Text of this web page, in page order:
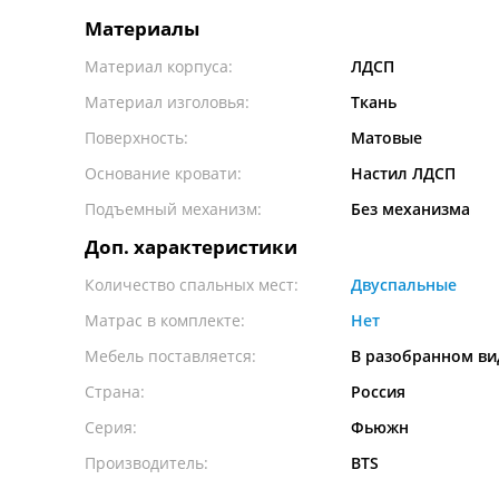
Материалы
Материал корпуса:
ЛДСП
Материал изголовья:
Ткань
Поверхность:
Матовые
Основание кровати:
Настил ЛДСП
Подъемный механизм:
Без механизма
Доп. характеристики
Количество спальных мест:
Двуспальные
Матрас в комплекте:
Нет
Мебель поставляется:
В разобранном
Страна:
Россия
Серия:
Фьюжн
Производитель:
BTS